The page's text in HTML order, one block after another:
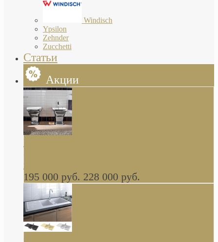
Windisch
Ypsilon
Zehnder
Zucchetti
Статьи
Акции
Butterfly Scarabeo КОМПЛЕКТ санфаянса
глянцевая платина В НАЛИЧИИ
195 000 руб. 228 000 руб.